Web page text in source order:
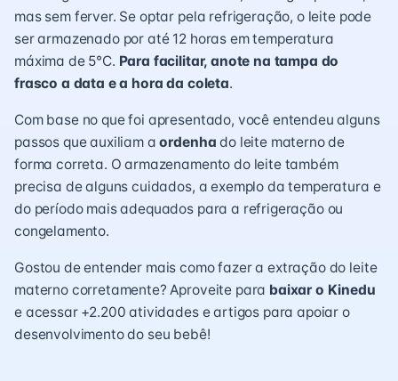
mas sem ferver. Se optar pela refrigeração, o leite pode
ser armazenado por até 12 horas em temperatura
máxima de 5°C. Para facilitar, anote na tampa do
frasco a data e a hora da coleta.
Com base no que foi apresentado, você entendeu alguns
passos que auxiliam a ordenha do leite materno de
forma correta. O armazenamento do leite também
precisa de alguns cuidados, a exemplo da temperatura e
do período mais adequados para a refrigeração ou
congelamento.
Gostou de entender mais como fazer a extração do leite
materno corretamente? Aproveite para baixar o Kinedu
e acessar +2.200 atividades e artigos para apoiar o
desenvolvimento do seu bebê!